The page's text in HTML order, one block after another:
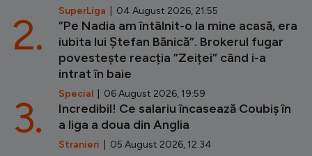
SuperLiga | 04 August 2026, 21:55
”Pe Nadia am întâlnit-o la mine acasă, era
iubita lui Ștefan Bănică”. Brokerul fugar
povestește reacția ”Zeiței” când i-a
intrat în baie
Special | 06 August 2026, 19:59
2.
Incredibil! Ce salariu încasează Coubiș în
a liga a doua din Anglia
Stranieri | 05 August 2026, 12:34
3.